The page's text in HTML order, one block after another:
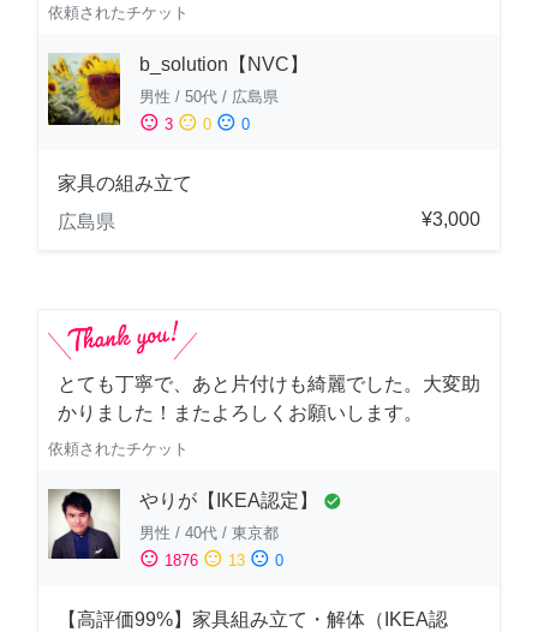
依頼されたチケット
b_solution【NVC】
男性 / 50代 / 広島県
sentiment_satisfied 3 sentiment_neutral 0 sentiment_dissatisfied 0
家具の組み立て
広島県
¥3,000
とても丁寧で、あと片付けも綺麗でした。大変助
かりました！またよろしくお願いします。
依頼されたチケット
やりが【IKEA認定】 check_circle
男性 / 40代 / 東京都
sentiment_satisfied 1876 sentiment_neutral 13 sentiment_dissatisfied 0
【高評価99%】家具組み立て・解体（IKEA認